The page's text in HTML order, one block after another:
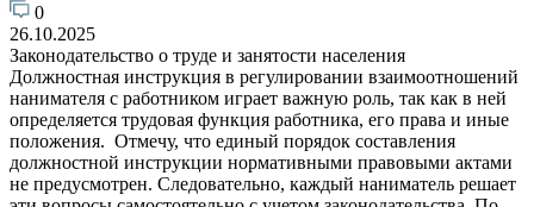
0
26.10.2025
Законодательство о труде и занятости населения
Должностная инструкция в регулировании взаимоотношений
нанимателя с работником играет важную роль, так как в ней
определяется трудовая функция работника, его права и иные
положения. Отмечу, что единый порядок составления
должностной инструкции нормативными правовыми актами
не предусмотрен. Следовательно, каждый наниматель решает